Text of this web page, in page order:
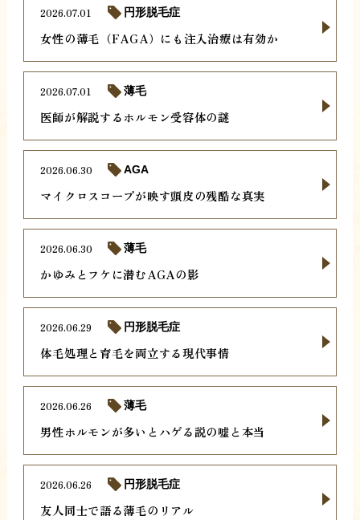
女性の薄毛（FAGA）にも注入治療は有効か
2026.07.01 円形脱毛症
医師が解説するホルモン受容体の謎
2026.07.01 薄毛
マイクロスコープが映す頭皮の残酷な真実
2026.06.30 AGA
かゆみとフケに潜むAGAの影
2026.06.30 薄毛
体毛処理と育毛を両立する現代事情
2026.06.29 円形脱毛症
男性ホルモンが多いとハゲる説の嘘と本当
2026.06.26 薄毛
友人同士で語る薄毛のリアル
2026.06.26 円形脱毛症